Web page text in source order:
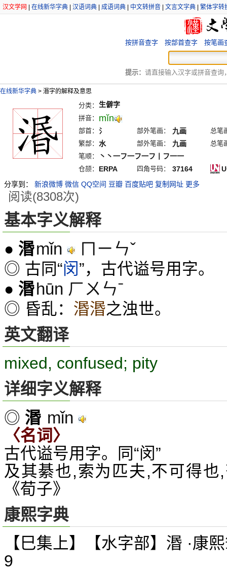
汉文学网 在线新华字典 汉语词典 成语词典 中文转拼音 文言文字典 繁体字转
按拼音查字 按部首查字 按笔画
提示： 请直接输入汉字或拼音查询
在线新华字典 > 湣字的解释及意思
分类： 生僻字
拼音： mĭn
部首： 氵 部外笔画： 九画
总笔
繁部：
水 部外笔画： 九画
总笔
笔顺：
丶丶一フ一フ一フ丨フ一一
仓颉： ERPA 四角号码： 37164
分享到：
新浪微博 微信 QQ空间 豆瓣 百度贴吧 复制网址 更多
阅读(8308次)
基本字义解释
● 湣mǐn ㄇㄧㄣˇ
◎ 古同“闵”，古代谥号用字。
● 湣hūn ㄏㄨㄣˉ
◎ 昏乱： 湣湣之浊世。
英文翻译
mixed, confused; pity
详细字义解释
◎ 湣 mǐn
〈名词〉
古代谥号用字。同“闵”
及其綦也,索为匹夫,不可得
《荀子》
康熙字典
【巳集上】【水字部】湣 ·康
9